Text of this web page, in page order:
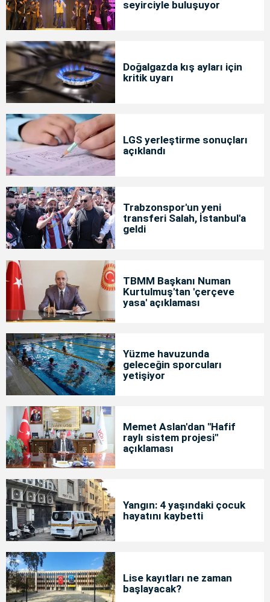
seyirciyle buluşuyor
Doğalgazda kış ayları için
kritik uyarı
LGS yerleştirme sonuçları
açıklandı
Trabzonspor'un yeni
transferi Salah, İstanbul'a
geldi
TBMM Başkanı Numan
Kurtulmuş'tan 'çerçeve
yasa' açıklaması
Yüzme havuzunda
geleceğin sporcuları
yetişiyor
Memet Aslan'dan "Hafif
raylı sistem projesi"
açıklaması
Yangın: 4 yaşındaki çocuk
hayatını kaybetti
Lise kayıtları ne zaman
başlayacak?